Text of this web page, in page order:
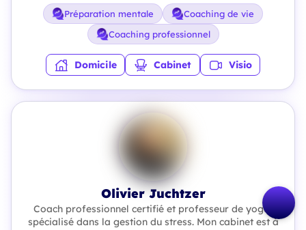
Préparation mentale
Coaching de vie
Coaching professionnel
Domicile Cabinet Visio
Olivier Juchtzer
Coach professionnel certifié et professeur de yoga,
spécialisé dans la gestion du stress. Mon cabinet est à